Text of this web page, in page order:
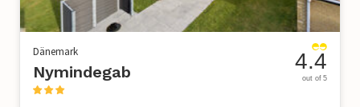
Dänemark
Nymindegab 4.4
out of 5